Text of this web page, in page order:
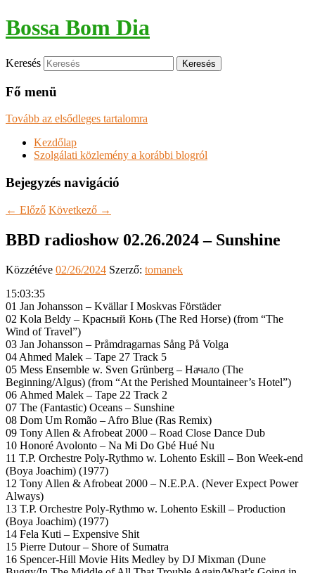
Bossa Bom Dia
Keresés
Fő menü
Tovább az elsődleges tartalomra
Kezdőlap
Szolgálati közlemény a korábbi blogról
Bejegyzés navigáció
← Előző Következő →
BBD radioshow 02.26.2024 – Sunshine
Közzétéve 02/26/2024 Szerző: tomanek
15:03:35
01 Jan Johansson – Kvällar I Moskvas Förstäder
02 Kola Beldy – Красный Конь (The Red Horse) (from “The
Wind of Travel”)
03 Jan Johansson – Pråmdragarnas Sång På Volga
04 Ahmed Malek – Tape 27 Track 5
05 Mess Ensemble w. Sven Grünberg – Начало (The
Beginning/Algus) (from “At the Perished Mountaineer’s Hotel”)
06 Ahmed Malek – Tape 22 Track 2
07 The (Fantastic) Oceans – Sunshine
08 Dom Um Romão – Afro Blue (Ras Remix)
09 Tony Allen & Afrobeat 2000 – Road Close Dance Dub
10 Honoré Avolonto – Na Mi Do Gbé Hué Nu
11 T.P. Orchestre Poly-Rythmo w. Lohento Eskill – Bon Week-end
(Boya Joachim) (1977)
12 Tony Allen & Afrobeat 2000 – N.E.P.A. (Never Expect Power
Always)
13 T.P. Orchestre Poly-Rythmo w. Lohento Eskill – Production
(Boya Joachim) (1977)
14 Fela Kuti – Expensive Shit
15 Pierre Dutour – Shore of Sumatra
16 Spencer-Hill Movie Hits Medley by DJ Mixman (Dune